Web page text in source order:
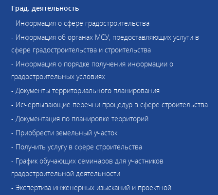
Град. деятельность
- Информация о сфере градостроительства
- Информация об органах МСУ, предоставляющих услуги в
сфере градостроительства и строительства
- Информация о порядке получения информации о
градостроительных условиях
- Документы территориального планирования
- Исчерпывающие перечни процедур в сфере строительства
- Документация по планировке территорий
- Приобрести земельный участок
- Получить услугу в сфере строительства
- График обучающих семинаров для участников
градостроительной деятельности
- Экспертиза инженерных изысканий и проектной